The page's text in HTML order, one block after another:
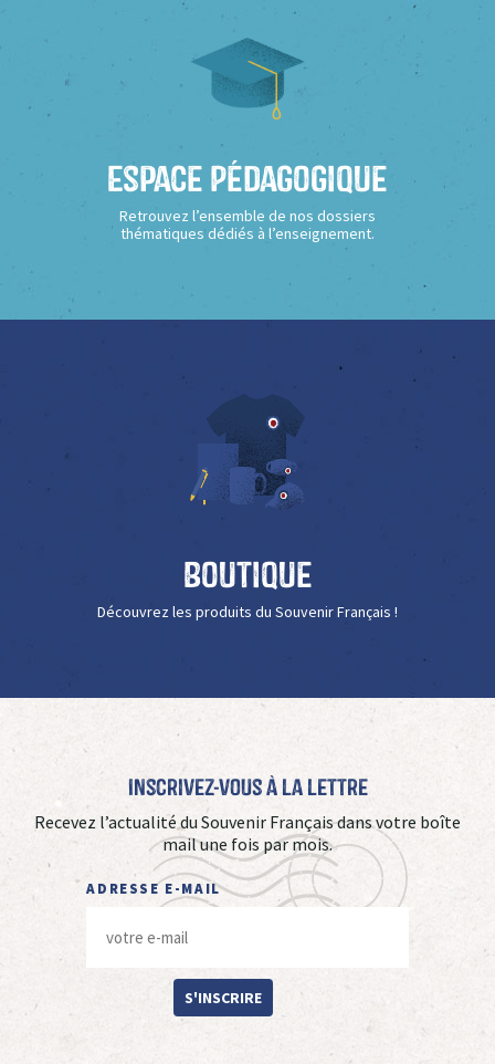
Espace Pédagogique
Retrouvez l’ensemble de nos dossiers
thématiques dédiés à l’enseignement.
Boutique
Découvrez les produits du Souvenir Français !
Inscrivez-vous à La Lettre
Recevez l’actualité du Souvenir Français dans votre boîte
mail une fois par mois.
ADRESSE E-MAIL
S'INSCRIRE